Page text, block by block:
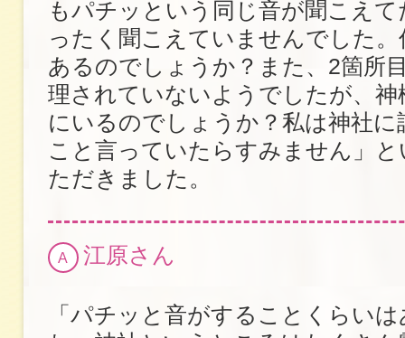
もパチッという同じ音が聞こえて
ったく聞こえていませんでした
あるのでしょうか？また、2箇所
理されていないようでしたが、
にいるのでしょうか？私は神社
こと言っていたらすみません」
ただきました。
A 江原さん
「パチッと音がすることくらい